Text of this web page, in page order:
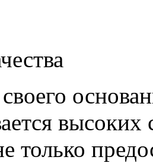
высоких
только